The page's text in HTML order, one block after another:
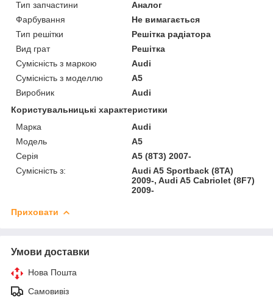
Тип запчастини
Аналог
Фарбування
Не вимагається
Тип решітки
Решітка радіатора
Вид грат
Решітка
Сумісність з маркою
Audi
Сумісність з моделлю
A5
Виробник
Audi
Користувальницькі характеристики
Марка
Audi
Модель
A5
Серія
A5 (8T3) 2007-
Сумісність з:
Audi A5 Sportback (8TA)
2009-, Audi A5 Cabriolet (8F7)
2009-
Приховати
Умови доставки
Нова Пошта
Самовивіз